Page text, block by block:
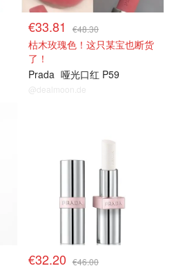
€33.81 €48.30
枯木玫瑰色！这只某宝也断货
了！
Prada 哑光口红 P59
@dealmoon.de
€32.20 €46.00